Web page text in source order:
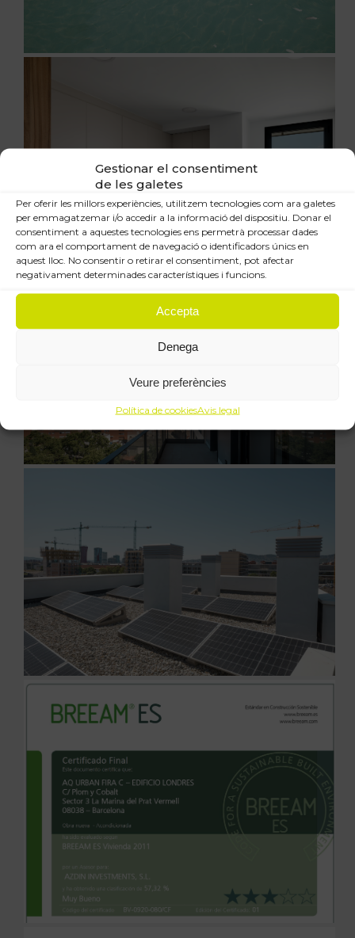
Gestionar el consentiment
de les galetes
Per oferir les millors experiències, utilitzem tecnologies com ara galetes
per emmagatzemar i/o accedir a la informació del dispositiu. Donar el
consentiment a aquestes tecnologies ens permetrà processar dades
com ara el comportament de navegació o identificadors únics en
aquest lloc. No consentir o retirar el consentiment, pot afectar
negativament determinades característiques i funcions.
Accepta
Denega
Veure preferències
Política de cookiesAvis legal